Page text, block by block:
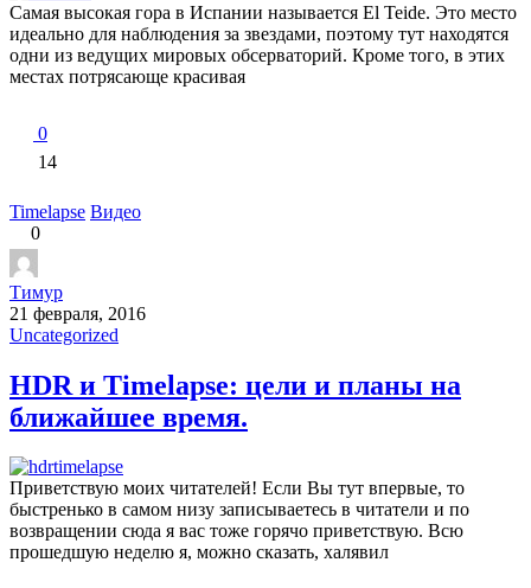
Самая высокая гора в Испании называется El Teide. Это место
идеально для наблюдения за звездами, поэтому тут находятся
одни из ведущих мировых обсерваторий. Кроме того, в этих
местах потрясающе красивая
0
14
Timelapse Видео
0
Тимур
21 февраля, 2016
Uncategorized
HDR и Timelapse: цели и планы на
ближайшее время.
Приветствую моих читателей! Если Вы тут впервые, то
быстренько в самом низу записываетесь в читатели и по
возвращении сюда я вас тоже горячо приветствую. Всю
прошедшую неделю я, можно сказать, халявил